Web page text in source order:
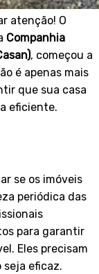
atenção! O
Companhia
, começou a
é apenas mais
que sua casa
eficiente.
se os imóveis
periódica das
para garantir
Eles precisam
seja eficaz.